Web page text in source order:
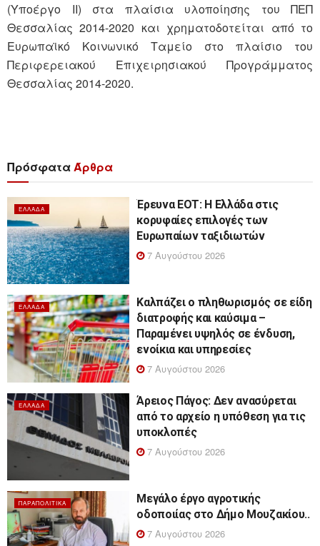
(Υποέργο ΙΙ) στα πλαίσια υλοποίησης του ΠΕΠ
Θεσσαλίας 2014-2020 και χρηματοδοτείται από το
Ευρωπαϊκό Κοινωνικό Ταμείο στο πλαίσιο του
Περιφερειακού Επιχειρησιακού Προγράμματος
Θεσσαλίας 2014-2020.
ΠρόσφαταΆρθρα
ΕΛΛΆΔΑ
Έρευνα ΕΟΤ: Η Ελλάδα στις
κορυφαίες επιλογές των
Ευρωπαίων ταξιδιωτών
7 Αυγούστου 2026
ΕΛΛΆΔΑ
Καλπάζει ο πληθωρισμός σε είδη
διατροφής και καύσιμα –
Παραμένει υψηλός σε ένδυση,
ενοίκια και υπηρεσίες
7 Αυγούστου 2026
ΕΛΛΆΔΑ
Άρειος Πάγος: Δεν ανασύρεται
από το αρχείο η υπόθεση για τις
υποκλοπές
7 Αυγούστου 2026
ΠΑΡΑΠΟΛΙΤΙΚΆ
Μεγάλο έργο αγροτικής
οδοποιίας στο Δήμο Μουζακίου..
7 Αυγούστου 2026